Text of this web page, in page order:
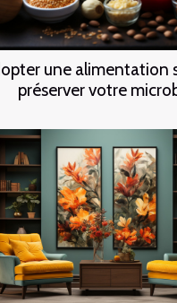
une alimentation
préserver votre